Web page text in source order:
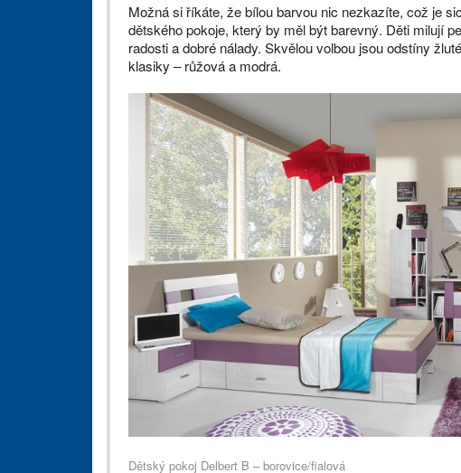
Možná si říkáte, že bílou barvou nic nezkazíte, což je
dětského pokoje, který by měl být barevný. Děti milují
radosti a dobré nálady. Skvělou volbou jsou odstíny
klasiky – růžová a modrá.
Dětský pokoj Delbert B – borovice/fialová